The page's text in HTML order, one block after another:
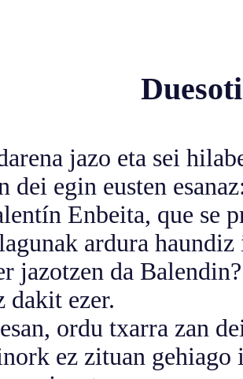
jazo eta sei
dei egin eusten
Enbeita, que se
ardura haundiz
da Balendin?
ezer.
ordu txarra zan dei
ez zituan gehiago